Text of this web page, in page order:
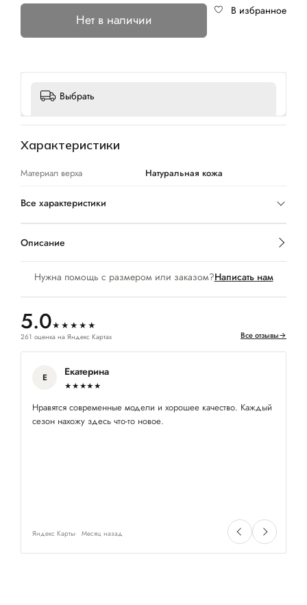
Нет в наличии
В избранное
Выбрать
Нужна помощь с размером или заказом?Написать нам
5.0★★★★★
261 оценка на Яндекс Картах Все отзывы→
Е Екатерина
★★★★★
Нравятся современные модели и хорошее качество. Каждый
сезон нахожу здесь что-то новое.
Яндекс Карты Месяц назад
Характеристики
Материал верха Натуральная кожа
Все характеристики
Описание